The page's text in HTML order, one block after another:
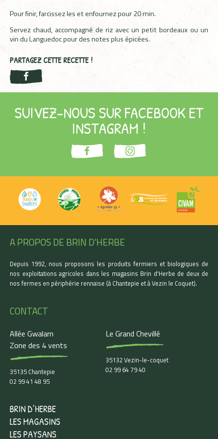
Pour finir, farcissez les et enfournez pour 20 min.
Servez chaud, accompagné de riz avec un petit bordeaux ou un
vin du Languedoc pour des notes plus épicées.
PARTAGEZ CETTE RECETTE !
SUIVEZ-NOUS SUR FACEBOOK ET
INSTAGRAM !
A PROPOS DE BRIN D'HERBE
Depuis 1992, nous proposons les produits fermiers et biologiques de
nos exploitations agricoles dans les magasins Brin d'Herbe de deux de
nos fermes en périphérie rennaise (à Chantepie et à Vezin le Coquet).
CONTACT
Allée Gwalarn
Zone des 4 vents
35135 Chantepie
02 99 41 48 95
Le Grand Chevillé
35132 Vezin-le-coquet
02 99 64 79 40
BRIN D’HERBE
LES MAGASINS
LES PAYSANS